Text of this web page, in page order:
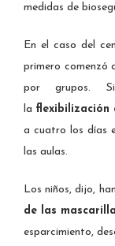
medidas de
En el caso del
primero comenzó
por grupos.
la flexibilización
a cuatro los días
las aulas.
Los niños, dijo,
de las
esparcimiento,